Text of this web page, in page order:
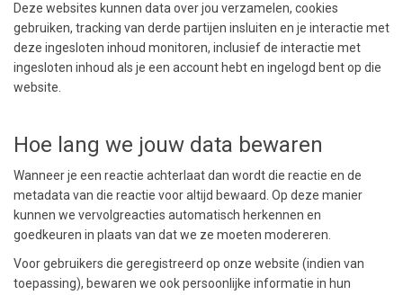
Deze websites kunnen data over jou verzamelen, cookies
gebruiken, tracking van derde partijen insluiten en je interactie met
deze ingesloten inhoud monitoren, inclusief de interactie met
ingesloten inhoud als je een account hebt en ingelogd bent op die
website.
Hoe lang we jouw data bewaren
Wanneer je een reactie achterlaat dan wordt die reactie en de
metadata van die reactie voor altijd bewaard. Op deze manier
kunnen we vervolgreacties automatisch herkennen en
goedkeuren in plaats van dat we ze moeten modereren.
Voor gebruikers die geregistreerd op onze website (indien van
toepassing), bewaren we ook persoonlijke informatie in hun